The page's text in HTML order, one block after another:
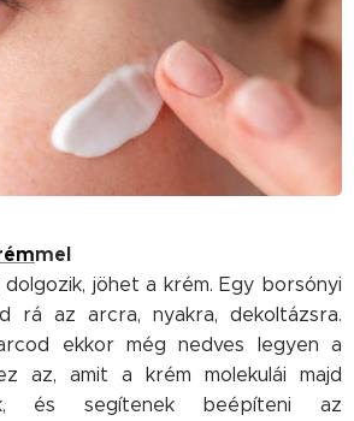
mel
jöhet a krém. Egy borsónyi
rá az arcra, nyakra, dekoltázsra.
ekkor még nedves legyen a
az, amit a krém molekulái majd
és segítenek beépíteni az